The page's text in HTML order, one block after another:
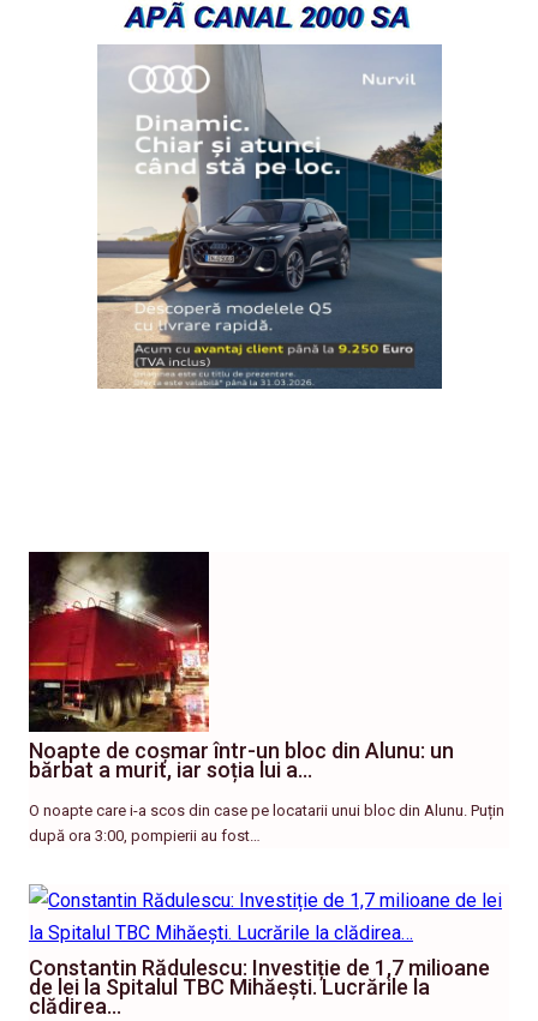
Noapte de coșmar într-un bloc din Alunu: un
bărbat a murit, iar soția lui a…
O noapte care i-a scos din case pe locatarii unui bloc din Alunu. Puțin
după ora 3:00, pompierii au fost…
Constantin Rădulescu: Investiție de 1,7 milioane
de lei la Spitalul TBC Mihăești. Lucrările la
clădirea…